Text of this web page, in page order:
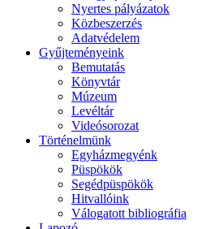
Nyertes pályázatok
Közbeszerzés
Adatvédelem
Gyűjteményeink
Bemutatás
Könyvtár
Múzeum
Levéltár
Videósorozat
Történelmünk
Egyházmegyénk
Püspökök
Segédpüspökök
Hitvallóink
Válogatott bibliográfia